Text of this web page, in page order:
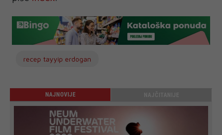
recep tayyip erdogan
NAJNOVIJE